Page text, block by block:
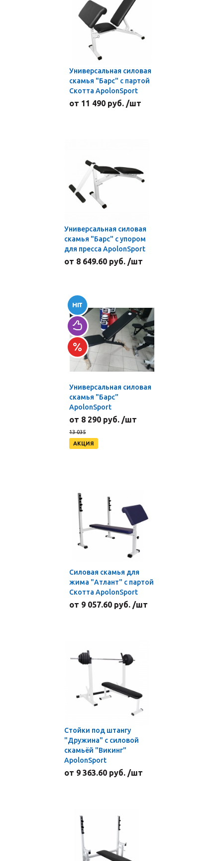
Универсальная силовая
скамья "Барс" с партой
Скотта ApolonSport
от 11 490 руб. /шт
Универсальная силовая
скамья "Барс" с упором
для пресса ApolonSport
от 8 649.60 руб. /шт
Универсальная силовая
скамья "Барс"
ApolonSport
от 8 290 руб. /шт
13 035
АКЦИЯ
Силовая скамья для
жима "Атлант" с партой
Скотта ApolonSport
от 9 057.60 руб. /шт
Стойки под штангу
"Дружина" с силовой
скамьёй "Викинг"
ApolonSport
от 9 363.60 руб. /шт